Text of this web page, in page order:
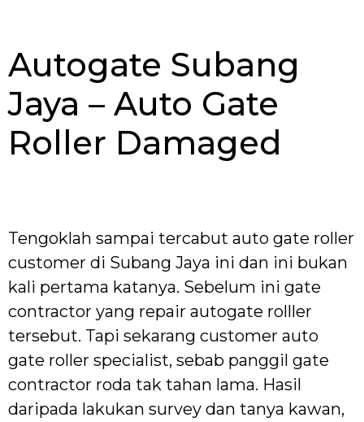
Autogate Subang
Jaya – Auto Gate
Roller Damaged
Tengoklah sampai tercabut auto gate roller
customer di Subang Jaya ini dan ini bukan
kali pertama katanya. Sebelum ini gate
contractor yang repair autogate rolller
tersebut. Tapi sekarang customer auto
gate roller specialist, sebab panggil gate
contractor roda tak tahan lama. Hasil
daripada lakukan survey dan tanya kawan,